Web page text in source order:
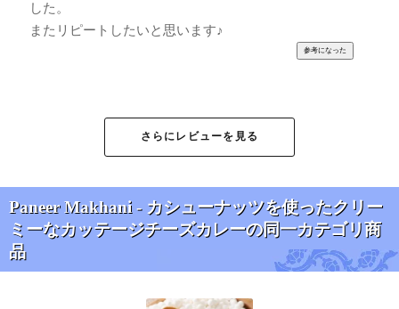
した。
またリピートしたいと思います♪
mame様
☆」と喜んで食べていました。カレー自体も、辛さが苦
手な私でも「辛くない！」と思えるくらいマイルドでと
ても美味しかったです。リピート決定です(≧ω≦)ノ
さらにレビューを見る
Paneer Makhani - カシューナッツを使ったクリー
ミーなカッテージチーズカレーの同一カテゴリ商
品